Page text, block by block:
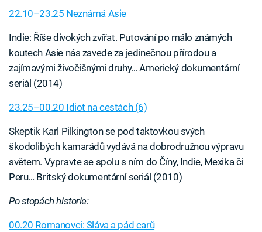
22.10–23.25 Neznámá Asie
Indie: Říše divokých zvířat. Putování po málo známých
koutech Asie nás zavede za jedinečnou přírodou a
zajímavými živočišnými druhy… Americký dokumentární
seriál (2014)
23.25–00.20 Idiot na cestách (6)
Skeptik Karl Pilkington se pod taktovkou svých
škodolibých kamarádů vydává na dobrodružnou výpravu
světem. Vypravte se spolu s ním do Číny, Indie, Mexika či
Peru… Britský dokumentární seriál (2010)
Po stopách historie:
00.20 Romanovci: Sláva a pád carů